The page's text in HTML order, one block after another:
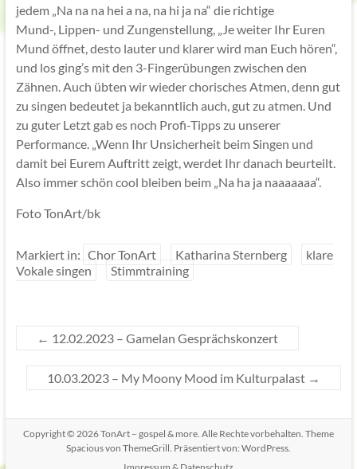
jedem „Na na na hei a na, na hi ja na“ die richtige
Mund-, Lippen- und Zungenstellung, „Je weiter Ihr Euren
Mund öffnet, desto lauter und klarer wird man Euch hören“,
und los ging’s mit den 3-Fingerübungen zwischen den
Zähnen. Auch übten wir wieder chorisches Atmen, denn gut
zu singen bedeutet ja bekanntlich auch, gut zu atmen. Und
zu guter Letzt gab es noch Profi-Tipps zu unserer
Performance. „Wenn Ihr Unsicherheit beim Singen und
damit bei Eurem Auftritt zeigt, werdet Ihr danach beurteilt.
Also immer schön cool bleiben beim „Na ha ja naaaaaaa“.
Foto TonArt/bk
Markiert in: Chor TonArt Katharina Sternberg
klare
Vokale singen
Stimmtraining
← 12.02.2023 – Gamelan Gesprächskonzert
10.03.2023 – My Moony Mood im Kulturpalast →
Copyright © 2026TonArt – gospel & more. Alle Rechte vorbehalten. Theme
Spaciousvon ThemeGrill. Präsentiert von: WordPress.